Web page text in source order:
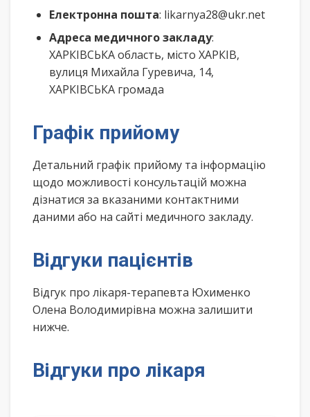
Електронна пошта: likarnya28@ukr.net
Адреса медичного закладу:
ХАРКІВСЬКА область, місто ХАРКІВ,
вулиця Михайла Гуревича, 14,
ХАРКІВСЬКА громада
Графік прийому
Детальний графік прийому та інформацію
щодо можливості консультацій можна
дізнатися за вказаними контактними
даними або на сайті медичного закладу.
Відгуки пацієнтів
Відгук про лікаря-терапевта Юхименко
Олена Володимирівна можна залишити
нижче.
Відгуки про лікаря